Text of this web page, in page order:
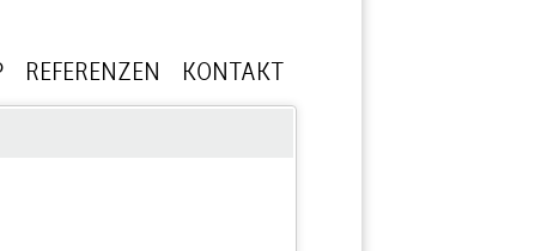
REFERENZEN KONTAKT